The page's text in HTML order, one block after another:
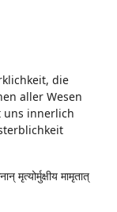
die
aller Wesen
uns innerlich
मृत्योर्मुक्षीय मामृतात्